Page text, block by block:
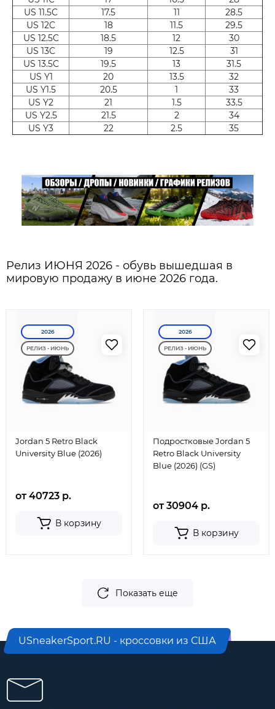
US 11.5C
17.5 11
28.5
US 12C
18 11.5
29.5
US 12.5C
18.5 12
30
US 13C
19 12.5
31
US 13.5C
19.5 13
31.5
US Y1
20 13.5
32
US Y1.5
20.5 1
33
US Y2
21 1.5
33.5
US Y2.5
21.5 2
34
US Y3
22 2.5 35
Релиз ИЮНЯ 2026 - обувь вышедшая в
мировую продажу в июне 2026 года.
2026
РЕЛИЗ - ИЮНЬ
Jordan 5 Retro Black
University Blue (2026)
от 40723 р.
В корзину
2026
РЕЛИЗ - ИЮНЬ
Подростковые Jordan 5
Retro Black University
Blue (2026) (GS)
от 30904 р.
В корзину
Показать еще
USneakerSport.RU - кроссовки из США